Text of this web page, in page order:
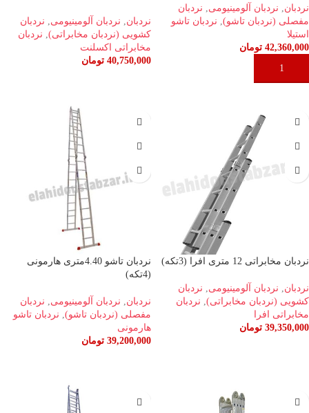
نردبان, نردبان آلومینیومی, نردبان
مفصلی (نردبان تاشو), نردبان تاشو
استیلا
42,360,000 تومان
افزودن به سبد خرید
نردبان, نردبان آلومینیومی, نردبان
کشویی (نردبان مخابراتی), نردبان
مخابراتی اکسلنت
40,750,000 تومان
نردبان مخابراتی 12 متری افرا (3تکه)
نردبان, نردبان آلومینیومی, نردبان
کشویی (نردبان مخابراتی), نردبان
مخابراتی افرا
39,350,000 تومان
نردبان تاشو 4.40متری هارمونی
(4تکه)
نردبان, نردبان آلومینیومی, نردبان
مفصلی (نردبان تاشو), نردبان تاشو
هارمونی
39,200,000 تومان